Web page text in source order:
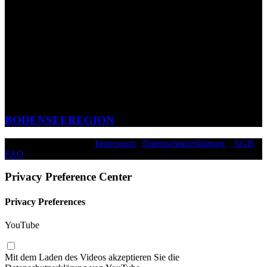
BODENSEEREGION
Impressum Datenschutzerklärung AGB
FAQ
Privacy Preference Center
Privacy Preferences
YouTube
Mit dem Laden des Videos akzeptieren Sie die